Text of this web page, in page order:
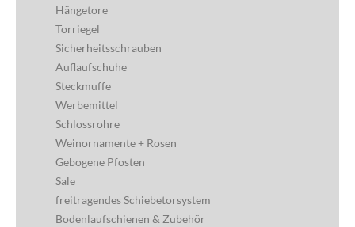
Hängetore
Torriegel
Sicherheitsschrauben
Auflaufschuhe
Steckmuffe
Werbemittel
Schlossrohre
Weinornamente + Rosen
Gebogene Pfosten
Sale
freitragendes Schiebetorsystem
Bodenlaufschienen & Zubehör